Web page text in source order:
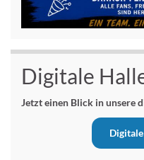
Digitale
Jetzt einen Blick in unsere